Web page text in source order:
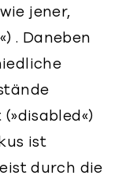
jener,
. Daneben
ist
durch die